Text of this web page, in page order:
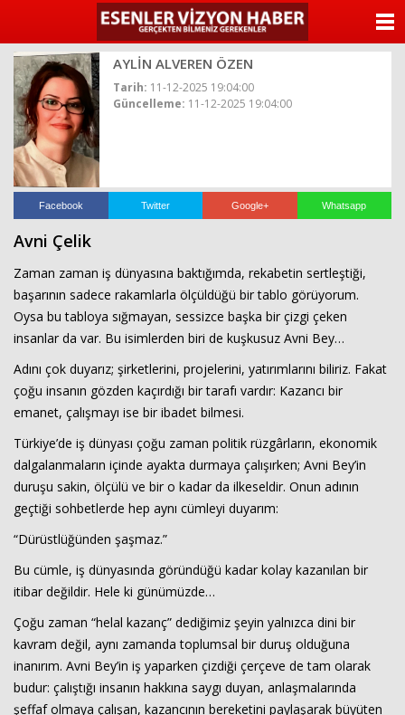
AYLİN ALVEREN ÖZEN
Tarih: 11-12-2025 19:04:00
Güncelleme: 11-12-2025 19:04:00
Facebook Twitter Google+ Whatsapp
Avni Çelik
Zaman zaman iş dünyasına baktığımda, rekabetin sertleştiği,
başarının sadece rakamlarla ölçüldüğü bir tablo görüyorum.
Oysa bu tabloya sığmayan, sessizce başka bir çizgi çeken
insanlar da var. Bu isimlerden biri de kuşkusuz Avni Bey…
Adını çok duyarız; şirketlerini, projelerini, yatırımlarını biliriz. Fakat
çoğu insanın gözden kaçırdığı bir tarafı vardır: Kazancı bir
emanet, çalışmayı ise bir ibadet bilmesi.
Türkiye’de iş dünyası çoğu zaman politik rüzgârların, ekonomik
dalgalanmaların içinde ayakta durmaya çalışırken; Avni Bey’in
duruşu sakin, ölçülü ve bir o kadar da ilkeseldir. Onun adının
geçtiği sohbetlerde hep aynı cümleyi duyarım:
“Dürüstlüğünden şaşmaz.”
Bu cümle, iş dünyasında göründüğü kadar kolay kazanılan bir
itibar değildir. Hele ki günümüzde…
Çoğu zaman “helal kazanç” dediğimiz şeyin yalnızca dini bir
kavram değil, aynı zamanda toplumsal bir duruş olduğuna
inanırım. Avni Bey’in iş yaparken çizdiği çerçeve de tam olarak
budur: çalıştığı insanın hakkına saygı duyan, anlaşmalarında
şeffaf olmaya çalışan, kazancının bereketini paylaşarak büyüten
ANASAYFA
YAZARLAR
Haberin Doğru Adresi.